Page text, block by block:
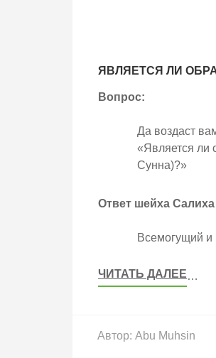
ЯВЛЯЕТСЯ ЛИ
Вопрос:
Да воздаст
«Является ли
Сунна)?»
Ответ шейха
Всемогущий и
…
ЧИТАТЬ ДАЛЕЕ
Автор: Abu Muhsin